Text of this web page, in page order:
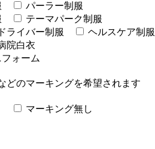
パーラー制服
テーマパーク制服
ドライバー制服
ヘルスケア制服
院白衣
ォーム
どのマーキングを希望されます
マーキング無し